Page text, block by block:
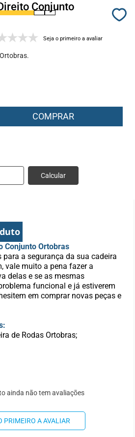
Conjunto
Seja o primeiro a avaliar
COMPRAR
Calcular
Conjunto Ortobras
para a segurança da sua cadeira
vale muito a pena fazer a
delas e se as mesmas
funcional e já estiverem
em comprar novas peças e
de Rodas Ortobras;
ainda não tem avaliações
PRIMEIRO A AVALIAR